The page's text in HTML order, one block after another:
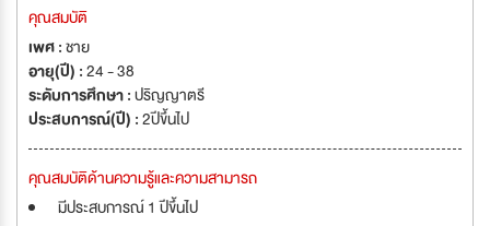
คุณสมบัติ
เพศ :ชาย
อายุ(ปี) :24 - 38
ระดับการศึกษา :ปริญญาตรี
ประสบการณ์(ปี) :2ปีขึ้นไป
คุณสมบัติด้านความรู้และความสามารถ
มีประสบการณ์ 1 ปีขึ้นไป